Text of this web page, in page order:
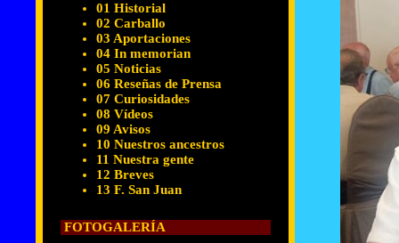
01 Historial
02 Carballo
03 Aportaciones
04 In memorian
05 Noticias
06 Reseñas de Prensa
07 Curiosidades
08 Vídeos
09 Avisos
10 Nuestros ancestros
11 Nuestra gente
12 Breves
13 F. San Juan
FOTOGALERÍA